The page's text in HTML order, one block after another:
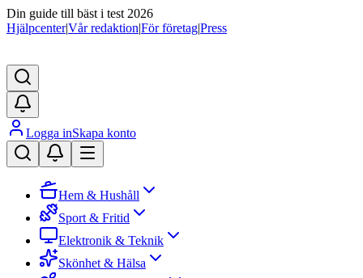
Din guide till bäst i test 2026
Hjälpcenter|Vår redaktion|För företag|Press
Logga inSkapa konto
Hem & Hushåll
Sport & Fritid
Elektronik & Teknik
Skönhet & Hälsa